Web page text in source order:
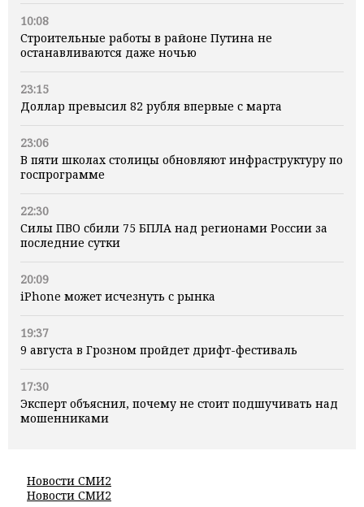
10:08
Строительные работы в районе Путина не
останавливаются даже ночью
23:15
Доллар превысил 82 рубля впервые с марта
23:06
В пяти школах столицы обновляют инфраструктуру по
госпрограмме
22:30
Силы ПВО сбили 75 БПЛА над регионами России за
последние сутки
20:09
iPhone может исчезнуть с рынка
19:37
9 августа в Грозном пройдет дрифт-фестиваль
17:30
Эксперт объяснил, почему не стоит подшучивать над
мошенниками
Новости СМИ2
Новости СМИ2